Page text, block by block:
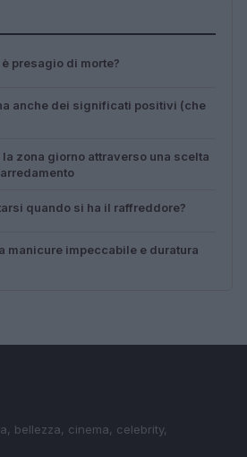
presagio di morte?
anche dei significati positivi (che
zona giorno attraverso una scelta
quando si ha il raffreddore?
manicure impeccabile e duratura
bellezza, cinema, celebrity,